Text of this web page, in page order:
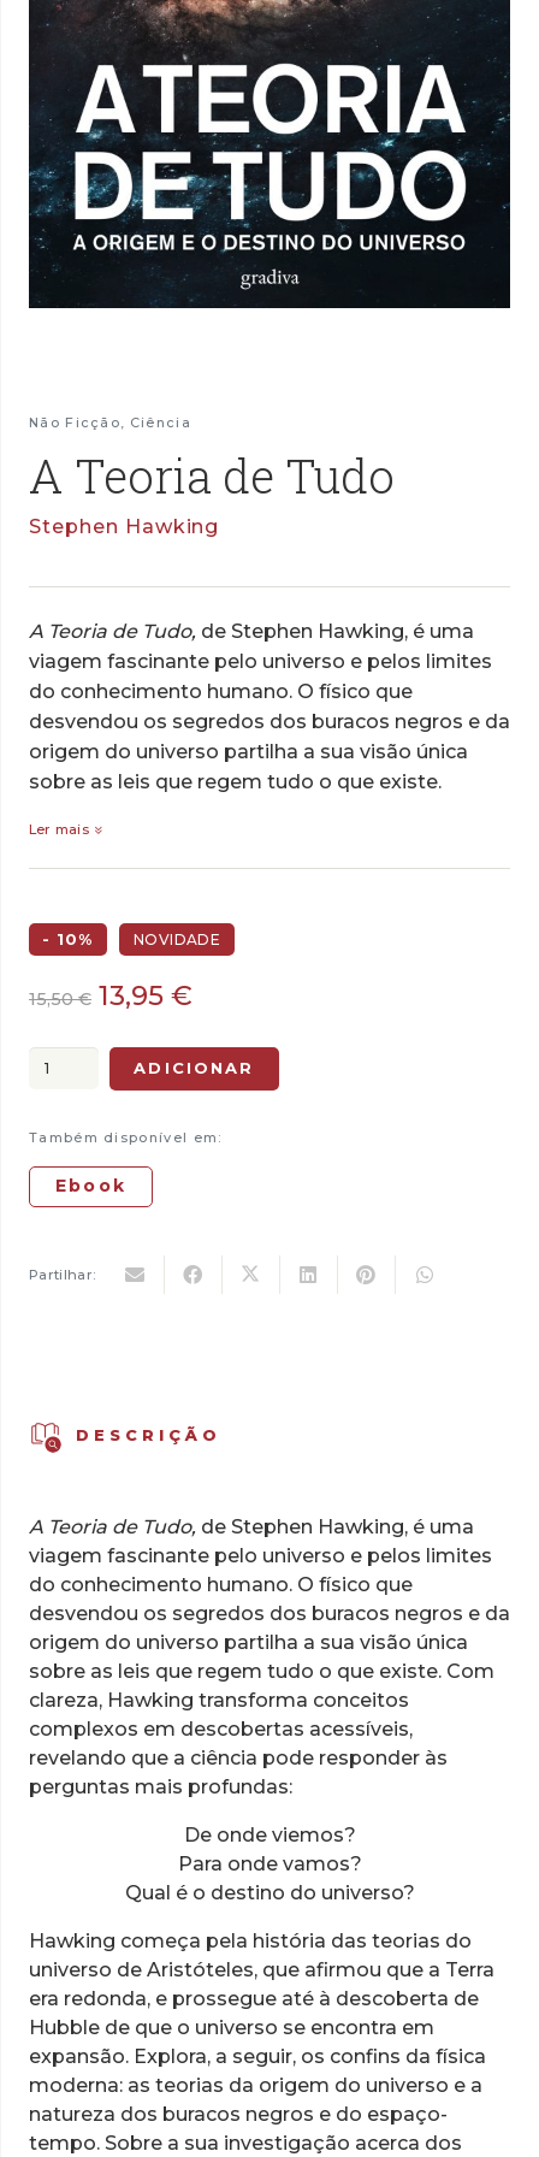
Não Ficção, Ciência
A Teoria de Tudo
Stephen Hawking
A Teoria de Tudo, de Stephen Hawking, é uma
viagem fascinante pelo universo e pelos limites
do conhecimento humano. O físico que
desvendou os segredos dos buracos negros e da
origem do universo partilha a sua visão única
sobre as leis que regem tudo o que existe.
Ler mais
- 10% NOVIDADE
15,50€ O
original
era:
13,95 €
atual
é:
Quantidade
Tudo
ADICIONAR
Também disponível em:
Ebook
Partilhar:
DESCRIÇÃO
A Teoria de Tudo, de Stephen Hawking, é uma
viagem fascinante pelo universo e pelos limites
do conhecimento humano. O físico que
desvendou os segredos dos buracos negros e da
origem do universo partilha a sua visão única
sobre as leis que regem tudo o que existe. Com
clareza, Hawking transforma conceitos
complexos em descobertas acessíveis,
revelando que a ciência pode responder às
perguntas mais profundas:
De onde viemos?
Para onde vamos?
Qual é o destino do universo?
Hawking começa pela história das teorias do
universo de Aristóteles, que afirmou que a Terra
era redonda, e prossegue até à descoberta de
Hubble de que o universo se encontra em
expansão. Explora, a seguir, os confins da física
moderna: as teorias da origem do universo e a
natureza dos buracos negros e do espaço-
tempo. Sobre a sua investigação acerca dos